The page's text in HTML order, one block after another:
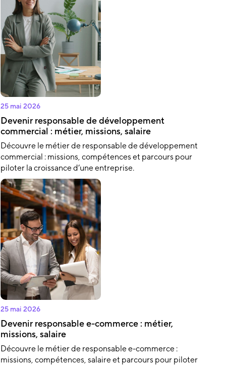
25 mai 2026
Devenir responsable de développement
commercial : métier, missions, salaire
Découvre le métier de responsable de développement
commercial : missions, compétences et parcours pour
piloter la croissance d’une entreprise.
25 mai 2026
Devenir responsable e-commerce : métier,
missions, salaire
Découvre le métier de responsable e-commerce :
missions, compétences, salaire et parcours pour piloter